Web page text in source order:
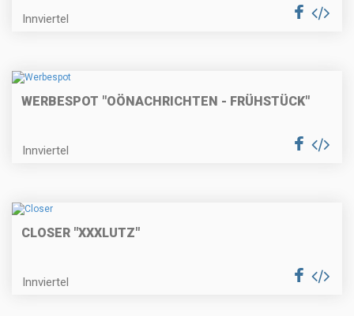
Innviertel
WERBESPOT "OÖNACHRICHTEN - FRÜHSTÜCK"
Innviertel
CLOSER "XXXLUTZ"
Innviertel